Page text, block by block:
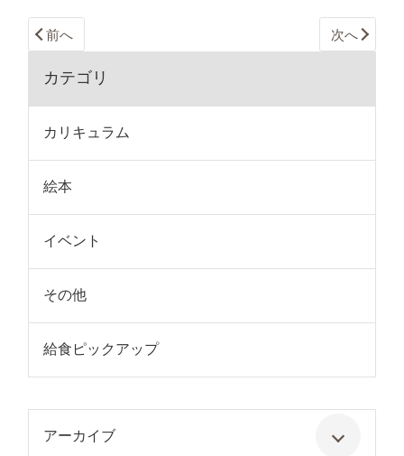
前へ 次へ
カテゴリ
カリキュラム
絵本
イベント
その他
給食ピックアップ
アーカイブ